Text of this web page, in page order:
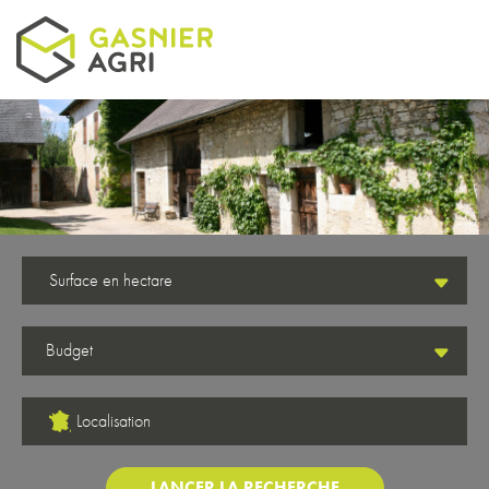
Aller au contenu principal
Surface en hectare
Localisation